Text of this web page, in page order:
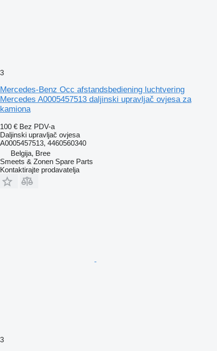
3
Mercedes-Benz Occ afstandsbediening luchtvering
Mercedes A0005457513 daljinski upravljač ovjesa za
kamiona
100 € Bez PDV-a
Daljinski upravljač ovjesa
A0005457513, 4460560340
Belgija, Bree
Smeets & Zonen Spare Parts
Kontaktirajte prodavatelja
3